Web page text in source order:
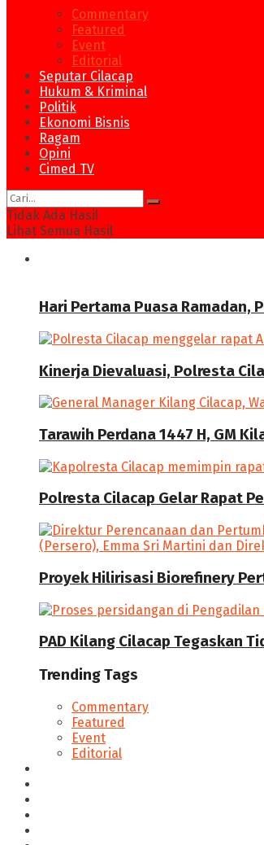
Commentary
Featured
Event
Editorial
Seputar Cilacap
Hukum & Kriminal
Politik
Ekonomi Bisnis
Ragam
Opini
Cimed TV
Tidak Ada Hasil
Lihat Semua Hasil
Hari Pertama Puasa
Kinerja Dievaluasi, Polresta
Tarawih Perdana 1447 H, GM
Polresta Cilacap Gelar Rapat
Proyek Hilirisasi Biorefinery
PAD Kilang Cilacap Tegaskan
Trending Tags
Commentary
Featured
Event
Editorial